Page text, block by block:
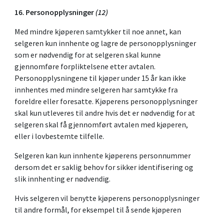
16. Personopplysninger (12)
Med mindre kjøperen samtykker til noe annet, kan
selgeren kun innhente og lagre de personopplysninger
som er nødvendig for at selgeren skal kunne
gjennomføre forpliktelsene etter avtalen.
Personopplysningene til kjøper under 15 år kan ikke
innhentes med mindre selgeren har samtykke fra
foreldre eller foresatte. Kjøperens personopplysninger
skal kun utleveres til andre hvis det er nødvendig for at
selgeren skal få gjennomført avtalen med kjøperen,
eller i lovbestemte tilfelle.
Selgeren kan kun innhente kjøperens personnummer
dersom det er saklig behov for sikker identifisering og
slik innhenting er nødvendig.
Hvis selgeren vil benytte kjøperens personopplysninger
til andre formål, for eksempel til å sende kjøperen